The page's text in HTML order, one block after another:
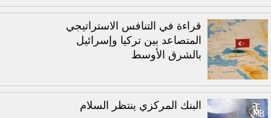
قراءة في التنافس الاستراتيجي
المتصاعد بين تركيا وإسرائيل
بالشرق الأوسط
البنك المركزي ينتظر السلام